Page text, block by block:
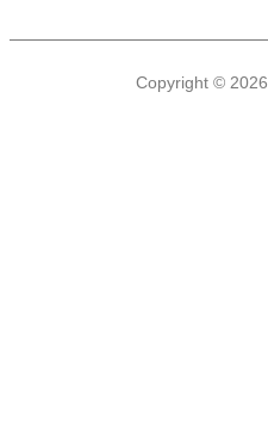
Copyright © 2026